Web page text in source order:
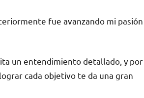
fue avanzando mi pasión
un entendimiento detallado, y por
cada objetivo te da una gran